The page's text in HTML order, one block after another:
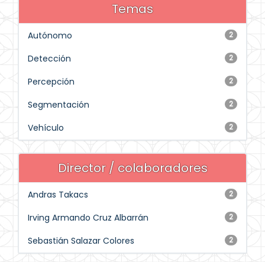
Temas
2
Autónomo
2
Detección
2
Percepción
2
Segmentación
2
Vehículo
Director / colaboradores
2
Andras Takacs
2
Irving Armando Cruz Albarrán
2
Sebastián Salazar Colores